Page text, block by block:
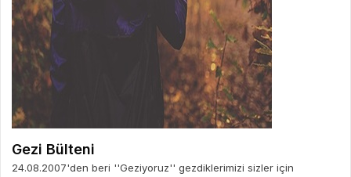
Gezi Bülteni
24.08.2007'den beri ''Geziyoruz'' gezdiklerimizi sizler için